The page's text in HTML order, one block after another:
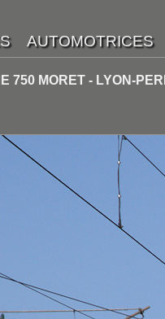
750 MORET - LYON-